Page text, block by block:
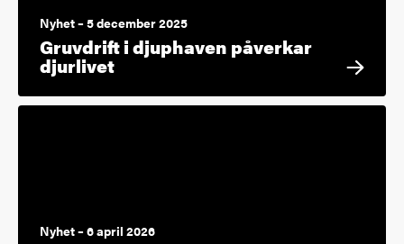
Nyhet – 5 december 2025
Gruvdrift i djuphaven påverkar
djurlivet
Nyhet – 6 april 2026